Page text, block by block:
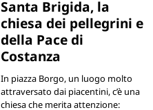
Santa Brigida, la
chiesa dei pellegrini e
della Pace di
Costanza
In piazza Borgo, un luogo molto
attraversato dai piacentini, c’è una
chiesa che merita attenzione: